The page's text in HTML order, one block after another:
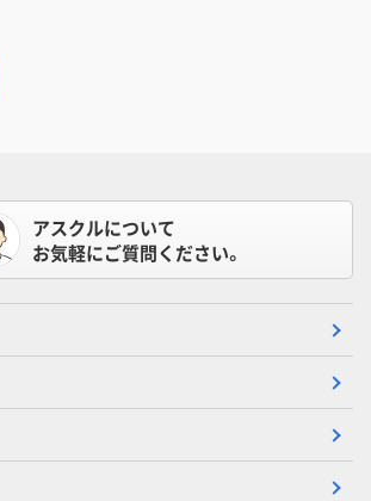
アスクルについて
お気軽にご質問ください。